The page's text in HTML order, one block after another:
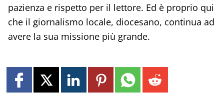
pazienza e rispetto per il lettore. Ed è proprio qui
che il giornalismo locale, diocesano, continua ad
avere la sua missione più grande.